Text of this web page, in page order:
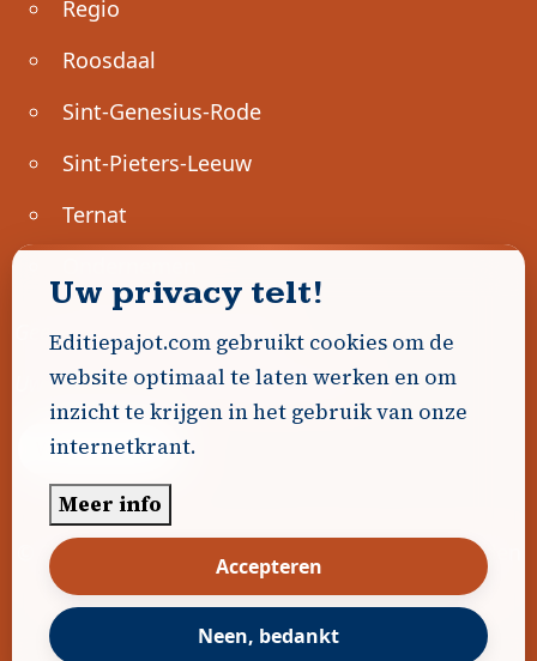
Regio
Roosdaal
Sint-Genesius-Rode
Sint-Pieters-Leeuw
Ternat
Geen advertenties gevonden.
Uw advertentie hier? Contacteer ons!
Word Partner!
© 2026 Editiepajot.com
Algemene voorwaarden
|Disclaimer Privacybeleid Cookiebeleid|
Gerealiseerd doorDavidHosse.net
Uw privacy telt!
Editiepajot.com gebruikt cookies om de
website optimaal te laten werken en om
inzicht te krijgen in het gebruik van onze
internetkrant.
Meer info
Accepteren
Neen, bedankt